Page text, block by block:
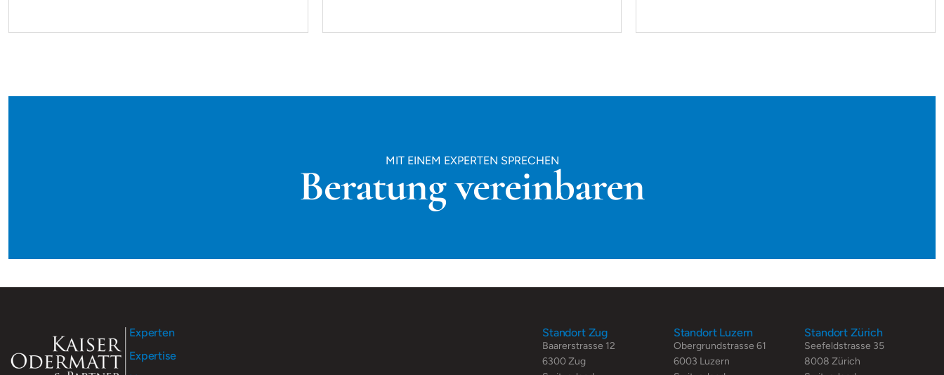
MIT EINEM EXPERTEN SPRECHEN
Beratung vereinbaren
Experten
Expertise
Standort Zug
Baarerstrasse 12
6300 Zug
Standort Luzern
Obergrundstrasse 61
6003 Luzern
Standort Zürich
Seefeldstrasse 35
8008 Zürich